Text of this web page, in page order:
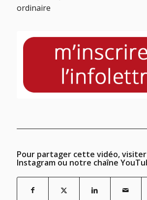
ordinaire
Pour partager cette vidéo,
Instagram ou notre chaîne